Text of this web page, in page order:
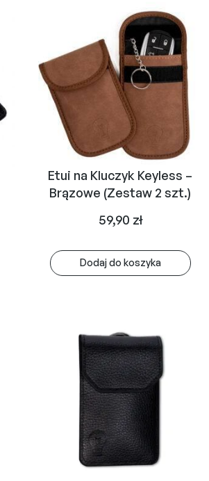
Etui na Kluczyk Keyless –
Brązowe (Zestaw 2 szt.)
59,90 zł
Dodaj do koszyka